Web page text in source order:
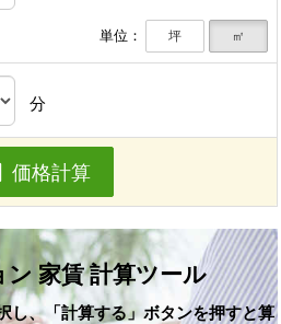
単位： 坪 ㎡
分
価格計算
家賃 計算ツール
し、「計算する」ボタンを押すと算